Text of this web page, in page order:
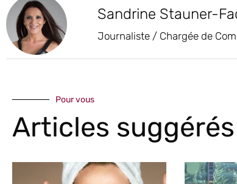
Sandrine Stauner-
Journaliste / Chargée de
Pour vous
Articles suggérés